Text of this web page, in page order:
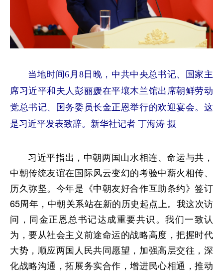
当地时间6月8日晚，中共中央总书记、国家主
席习近平和夫人彭丽媛在平壤木兰馆出席朝鲜劳动
党总书记、国务委员长金正恩举行的欢迎宴会。这
是习近平发表致辞。新华社记者 丁海涛 摄
习近平指出，中朝两国山水相连、命运与共，
中朝传统友谊在国际风云变幻的考验中薪火相传、
历久弥坚。今年是《中朝友好合作互助条约》签订
65周年，中朝关系站在新的历史起点上。我这次访
问，同金正恩总书记达成重要共识。我们一致认
为，要从社会主义前途命运的战略高度，把握时代
大势，顺应两国人民共同愿望，加强高层交往，深
化战略沟通，拓展务实合作，增进民心相通，推动